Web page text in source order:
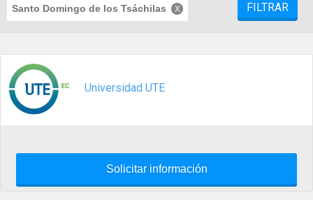
Santo Domingo de los Tsáchilas FILTRAR
Universidad UTE
Solicitar información